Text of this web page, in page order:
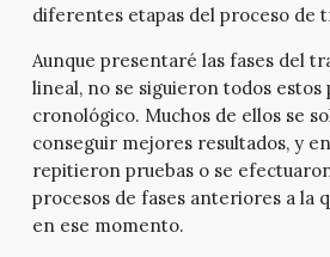
diferentes etapas del proceso de
Aunque presentaré las fases del
lineal, no se siguieron todos estos
cronológico. Muchos de ellos se
conseguir mejores resultados, y
repitieron pruebas o se
procesos de fases anteriores a la
en ese momento.